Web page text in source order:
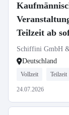
Teilzeit ab
Schiffini GmbH
Deutschland
Vollzeit Teilzeit
24.07.2026